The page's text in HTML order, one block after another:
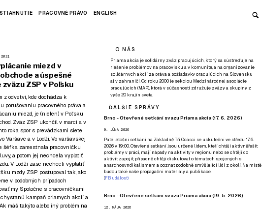
PRACOVNÉ PRÁVO ENGLISH
miezd v
a úspešné
zväzu ZSP v Poľsku
z odvetví, kde dochádza k
porušovaniu pracovného práva a
miezd, je (nielen) v Poľsku
Zväz ZSP ukončil v marci a v
roka spor s prevádzkami siete
Varšave a v Lodži. Vo varšavskej
šéfka zamestnala pracovníčku
a potom jej nechcela vyplatiť
V Lodži zase nechceli vyplatiť
mzdy. ZSP postupoval tak, ako
v podobných prípadoch
my. Spoločne s pracovníčkami
kampaň priamych akcií a
máš takýto alebo iný problém na
O NÁS
Priama akcia je solidárny zväz pracujúcich, ktorý sa sústreďuje na
riešenie problémov na pracovisku a v komunite, a na organizovanie
solidárnych akcií za práva a požiadavky pracujúcich na Slovensku
aj v zahraničí. Od roku 2000 je sekciou Medzinárodnej asociácie
pracujúcich (MAP), ktorá v súčasnosti združuje zväzy a skupiny z
vyše 20 krajín sveta.
ĎALŠIE SPRÁVY
Brno - Otevřené setkání svazu Priama akcia (17. 6. 2026)
9. JÚNA 2026
Páté letošní setkání na Základně Tři Ocásci se uskuteční ve středu 17. 6.
2026 v 19:00. Otevřené setkání jsou určené lidem, kteří chtějí aktivněřešit
problémy v práci, mají nápady na aktivity v regionu nebo se chtějí do
aktivit zapojit, případně chtějí diskutovat o tématech spojených s
anarchosyndikalismem a poznat podobně smýšlející lidi z okolí. Na místě
budou také naše propagační materiály a publikace.
(FB událost)
Brno - Otevřené setkání svazu Priama akcia (19. 5. 2026)
12. MÁJA 2026